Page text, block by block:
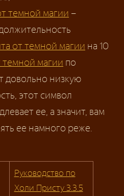
темной магии –
от темной магии на 10
темной магии по
довольно низкую
этот символ
ее, а значит, вам
ее намного реже.
Руководство по
Холи Присту 3.3.5